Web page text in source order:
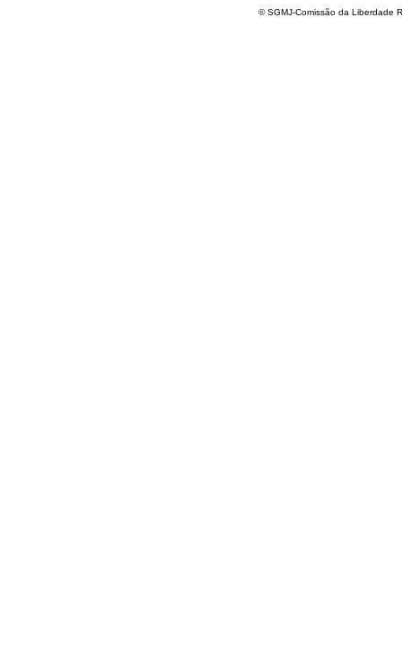
© SGMJ-Comissão da Liberdade